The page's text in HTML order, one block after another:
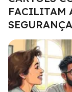
FACILITAM
SEGURANÇA